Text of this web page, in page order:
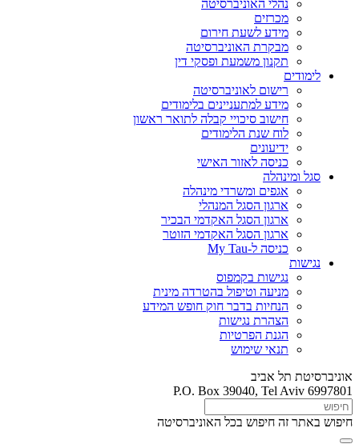
נהלי האוניברסיטה
מכרזים
מידע לשעת חירום
מבקרת האוניברסיטה
תקנון משמעת ופסקי דין
לימודים
רישום לאוניברסיטה
מידע למתעניינים בלימודים
חישוב סיכויי קבלה לתואר ראשון
לוח שנת הלימודים
ידיעונים
כניסה לאזור האישי
סגל ומינהלה
אגפים ומשרדי מינהלה
ארגון הסגל המנהלי
ארגון הסגל האקדמי הבכיר
ארגון הסגל האקדמי הזוטר
כניסה ל-My Tau
נגישות
נגישות בקמפוס
מניעה וטיפול בהטרדה מינית
הנחיות בדבר חוק חופש המידע
הצהרת נגישות
הגנת הפרטיות
תנאי שימוש
אוניברסיטת תל אביב
P.O. Box 39040, Tel Aviv 6997801
חיפוש באתר זה חיפוש בכל האוניברסיטה